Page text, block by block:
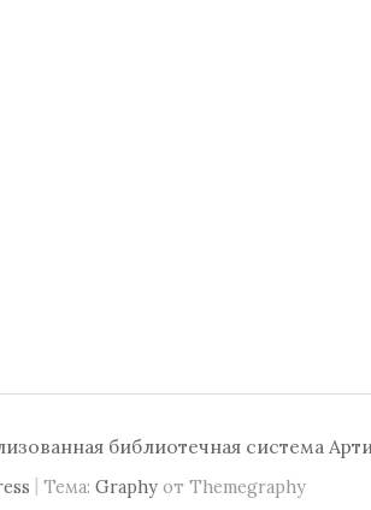
библиотечная система
| Тема: Graphyот Themegraphy